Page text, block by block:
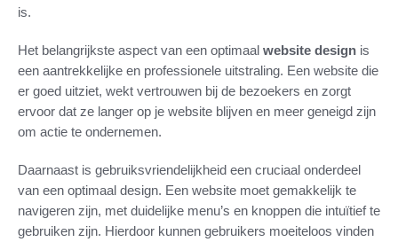
is.
Het belangrijkste aspect van een optimaal website design is
een aantrekkelijke en professionele uitstraling. Een website die
er goed uitziet, wekt vertrouwen bij de bezoekers en zorgt
ervoor dat ze langer op je website blijven en meer geneigd zijn
om actie te ondernemen.
Daarnaast is gebruiksvriendelijkheid een cruciaal onderdeel
van een optimaal design. Een website moet gemakkelijk te
navigeren zijn, met duidelijke menu’s en knoppen die intuïtief te
gebruiken zijn. Hierdoor kunnen gebruikers moeiteloos vinden